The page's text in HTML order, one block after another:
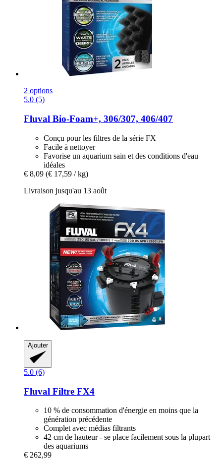
2 options
5.0 (5)
Fluval Bio-​Foam+, 306/307, 406/407
Conçu pour les filtres de la série FX
Facile à nettoyer
Favorise un aquarium sain et des conditions d'eau
idéales
€ 8,09 (€ 17,59 / kg)
Livraison jusqu'au 13 août
Ajouter
5.0 (6)
Fluval Filtre FX4
10 % de consommation d'énergie en moins que la
génération précédente
Complet avec médias filtrants
42 cm de hauteur - se place facilement sous la plupart
des aquariums
€ 262,99